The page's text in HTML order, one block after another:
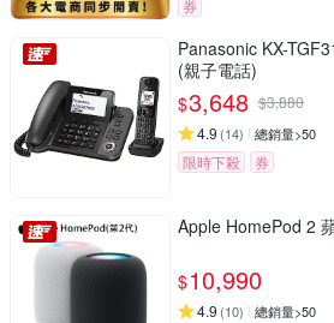
券
Panasonic KX-
(親子電話)
$3,648 $3,880
4.9 (14) 總銷量>50
限時下殺 券
Apple HomePod 2
$10,990
4.9 (10) 總銷量>50